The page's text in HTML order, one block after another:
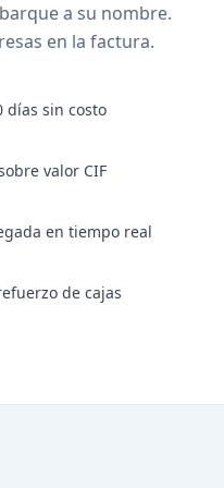
a su nombre.
en la factura.
días sin costo
valor CIF
en tiempo real
de cajas